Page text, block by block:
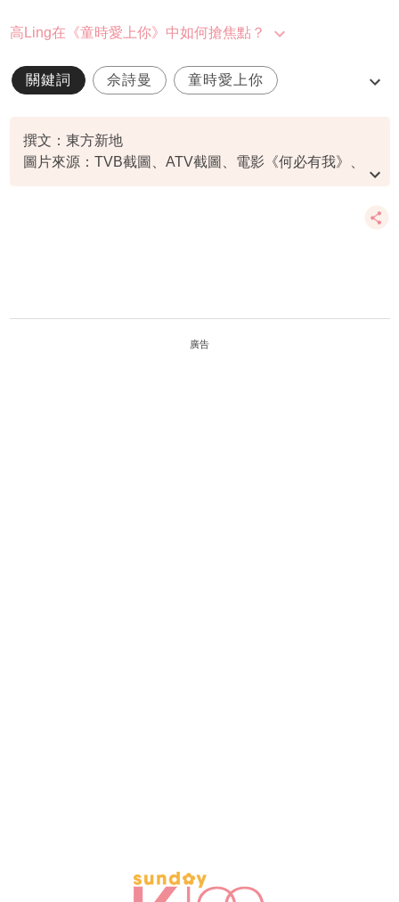
高Ling在《童時愛上你》中如何搶焦點？
關鍵詞 佘詩曼 童時愛上你
撰文：東方新地
圖片來源：TVB截圖、ATV截圖、電影《何必有我》、
廣告